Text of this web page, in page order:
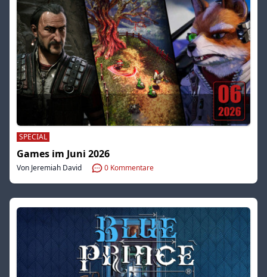
SPECIAL
Games im Juni 2026
Von Jeremiah David 0 Kommentare